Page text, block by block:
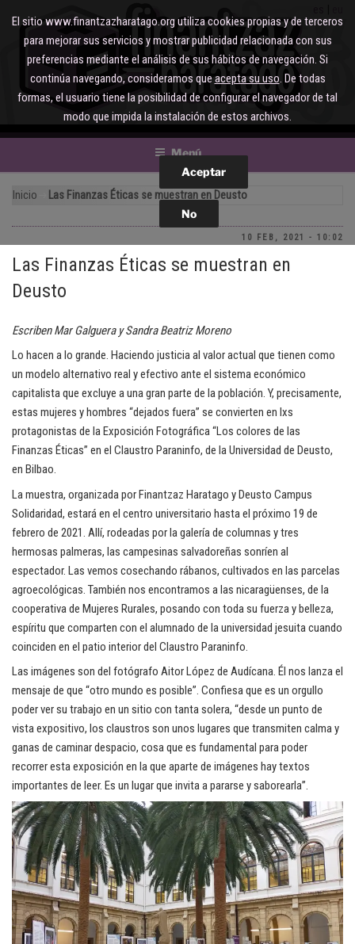
contenido
Menú
Inicio Las Finanzas Éticas se muestran en Deusto
10 FEB, 2021 - 10:02
Las Finanzas Éticas se muestran en
Deusto
Escriben Mar Galguera y Sandra Beatriz Moreno
Lo hacen a lo grande. Haciendo justicia al valor actual que tienen como
un modelo alternativo real y efectivo ante el sistema económico
capitalista que excluye a una gran parte de la población. Y, precisamente,
estas mujeres y hombres “dejados fuera” se convierten en lxs
protagonistas de la Exposición Fotográfica “Los colores de las
Finanzas Éticas” en el Claustro Paraninfo, de la Universidad de Deusto,
en Bilbao.
La muestra, organizada por Finantzaz Haratago y Deusto Campus
Solidaridad, estará en el centro universitario hasta el próximo 19 de
febrero de 2021. Allí, rodeadas por la galería de columnas y tres
hermosas palmeras, las campesinas salvadoreñas sonríen al
espectador. Las vemos cosechando rábanos, cultivados en las parcelas
agroecológicas. También nos encontramos a las nicaragüenses, de la
cooperativa de Mujeres Rurales, posando con toda su fuerza y belleza,
espíritu que comparten con el alumnado de la universidad jesuita cuando
coinciden en el patio interior del Claustro Paraninfo.
Las imágenes son del fotógrafo Aitor López de Audícana. Él nos lanza el
mensaje de que “otro mundo es posible”. Confiesa que es un orgullo
poder ver su trabajo en un sitio con tanta solera, “desde un punto de
vista expositivo, los claustros son unos lugares que transmiten calma y
ganas de caminar despacio, cosa que es fundamental para poder
recorrer esta exposición en la que aparte de imágenes hay textos
importantes de leer. Es un lugar que invita a pararse y saborearla”.
El sitio www.finantzazharatago.org utiliza cookies propias y de terceros
para mejorar sus servicios y mostrar publicidad relacionada con sus
preferencias mediante el análisis de sus hábitos de navegación. Si
continúa navegando, consideramos queacepta su uso. De todas
formas, el usuario tiene la posibilidad de configurar el navegador de tal
modo que impida la instalación de estos archivos.